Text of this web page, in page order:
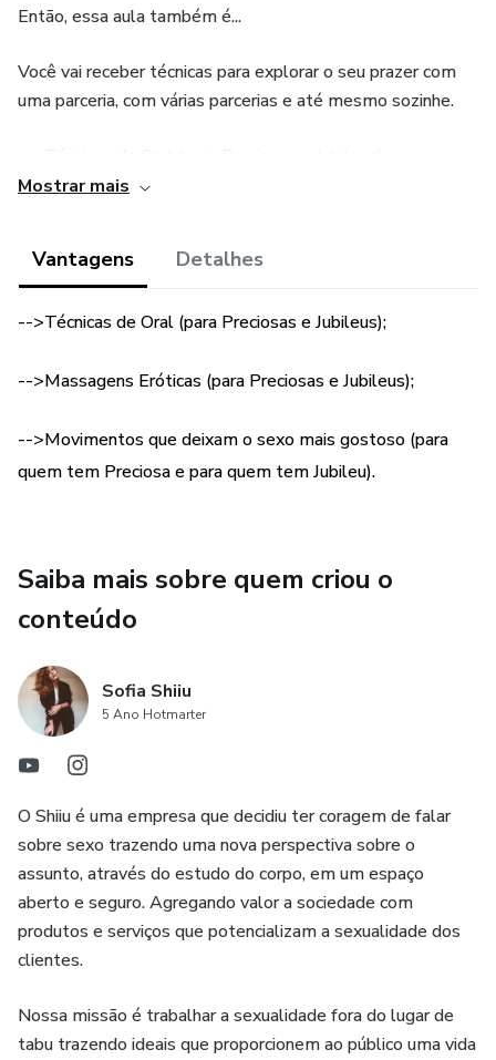
Então, essa aula também é...
Você vai receber técnicas para explorar o seu prazer com
uma parceria, com várias parcerias e até mesmo sozinhe.
-->Movimentos que deixam o sexo mais gostoso (para
quem tem Preciosa e para quem tem Jubileu).
Mostrar mais
Vantagens Detalhes
-->Técnicas de Oral (para Preciosas e Jubileus);
-->Massagens Eróticas (para Preciosas e Jubileus);
-->Movimentos que deixam o sexo mais gostoso (para
quem tem Preciosa e para quem tem Jubileu).
Saiba mais sobre quem criou o
conteúdo
Sofia Shiiu
5 Ano Hotmarter
O Shiiu é uma empresa que decidiu ter coragem de falar
sobre sexo trazendo uma nova perspectiva sobre o
assunto, através do estudo do corpo, em um espaço
aberto e seguro. Agregando valor a sociedade com
produtos e serviços que potencializam a sexualidade dos
clientes.
Nossa missão é trabalhar a sexualidade fora do lugar de
tabu trazendo ideais que proporcionem ao público uma vida